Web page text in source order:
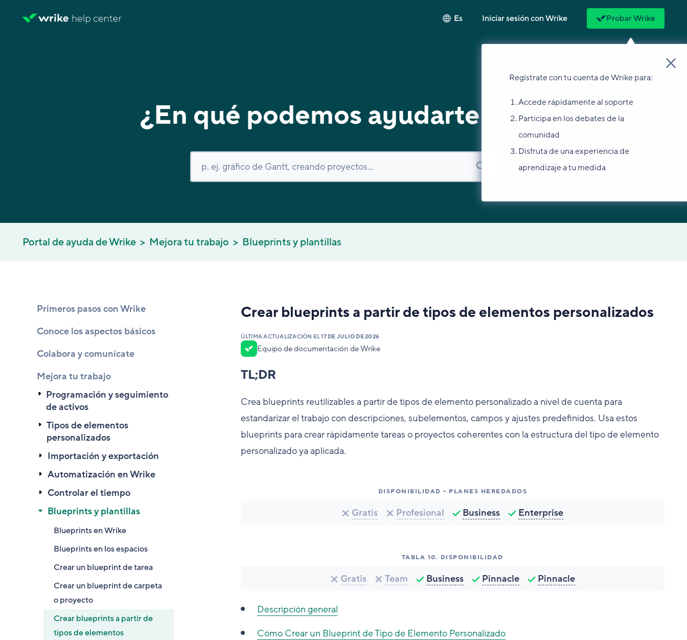
Es Iniciar sesión con Wrike Probar Wrike
Regístrate con tu cuenta de Wrike para:
Accede rápidamente al soporte
Participa en los debates de la
comunidad
Disfruta de una experiencia de
aprendizaje a tu medida
¿En qué podemos ayudarte hoy?
Portal de ayuda de Wrike Mejora tu trabajo Blueprints y plantillas
Primeros pasos con Wrike
Conoce los aspectos básicos
Colabora y comunícate
Mejora tu trabajo
Programación y seguimiento
de activos
Tipos de elementos
personalizados
Importación y exportación
Automatización en Wrike
Controlar el tiempo
Blueprints y plantillas
Blueprints en Wrike
Blueprints en los espacios
Crear un blueprint de tarea
Crear un blueprint de carpeta
o proyecto
Crear blueprints a partir de
tipos de elementos
Crear blueprints a partir de tipos de elementos personalizados
ÚLTIMA ACTUALIZACIÓN EL17 DE JULIO DE 2026
Equipo de documentación de Wrike
TL;DR
Crea blueprints reutilizables a partir de tipos de elemento personalizado a nivel de cuenta para
estandarizar el trabajo con descripciones, subelementos, campos y ajustes predefinidos. Usa estos
blueprints para crear rápidamente tareas o proyectos coherentes con la estructura del tipo de elemento
personalizado ya aplicada.
DISPONIBILIDAD - PLANES HEREDADOS
Gratis Profesional Business Enterprise
TABLA 10. DISPONIBILIDAD
Gratis Team Business Pinnacle Pinnacle
Descripción general
Cómo Crear un Blueprint de Tipo de Elemento Personalizado